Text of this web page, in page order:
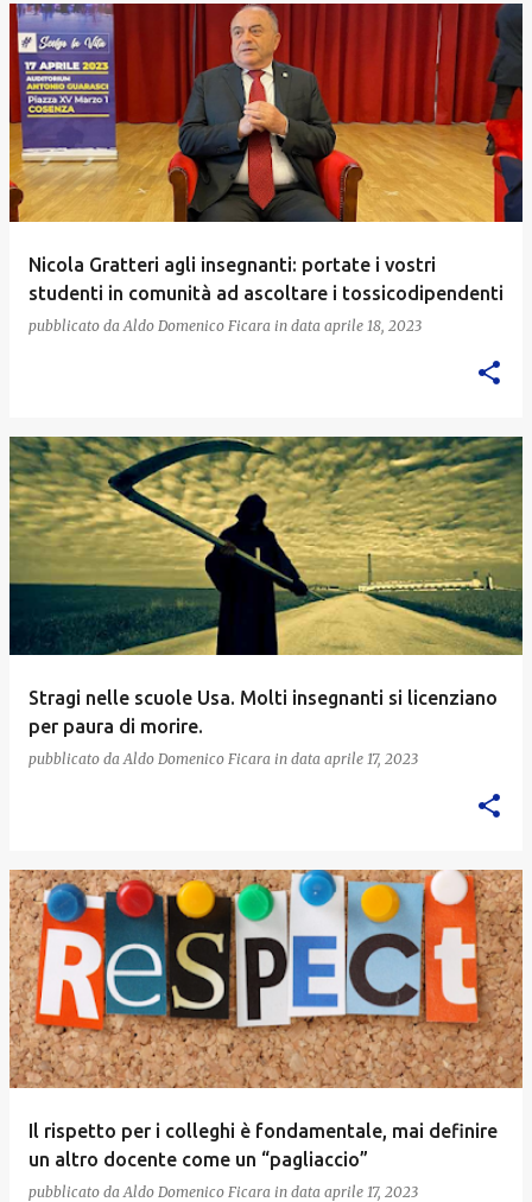
Nicola Gratteri agli insegnanti: portate i vostri
studenti in comunità ad ascoltare i tossicodipendenti
pubblicato da Aldo Domenico Ficara in data aprile 18, 2023
Stragi nelle scuole Usa. Molti insegnanti si licenziano
per paura di morire.
pubblicato da Aldo Domenico Ficara in data aprile 17, 2023
Il rispetto per i colleghi è fondamentale, mai definire
un altro docente come un “pagliaccio”
pubblicato da Aldo Domenico Ficara in data aprile 17, 2023